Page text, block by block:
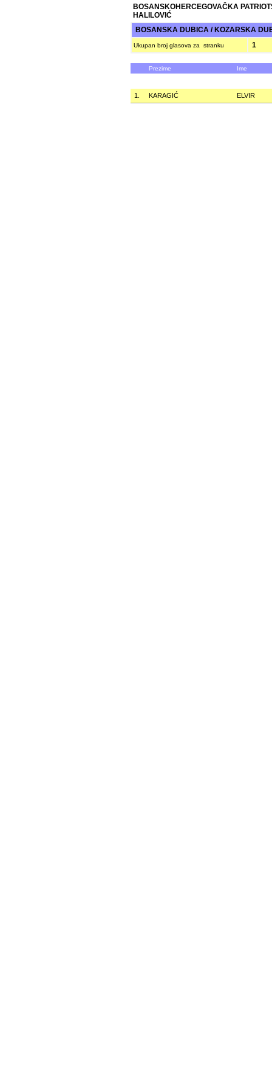
BOSANSKOHERCEGOVAČKA
HALILOVIĆ
BOSANSKA DUBICA / KOZARSKA
Ukupan broj glasova za stranku 1
Prezime Ime
1. KARAGIĆ ELVIR